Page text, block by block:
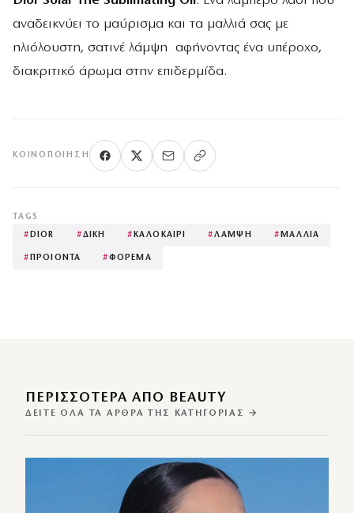
αναδεικνύει το μαύρισμα και τα μαλλιά σας με
ηλιόλουστη, σατινέ λάμψη αφήνοντας ένα υπέροχο,
διακριτικό άρωμα στην επιδερμίδα.
ΚΟΙΝΟΠΟΊΗΣΗ
TAGS
# DIOR #ΔΙΚΗ # ΚΑΛΟΚΑΙΡΙ #ΛΑΜΨΗ # ΜΑΛΛΙΑ
# ΠΡΟΙΟΝΤΑ #ΦΟΡΕΜΑ
ΠΕΡΙΣΣΌΤΕΡΑ ΑΠΌ BEAUTY
ΔΕΊΤΕ ΌΛΑ ΤΑ ΆΡΘΡΑ ΤΗΣ ΚΑΤΗΓΟΡΊΑΣ →